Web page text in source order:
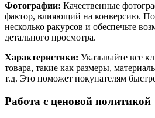
Фотографии: Качественные
фактор, влияющий на конверсию.
несколько ракурсов и обеспечьте
детального просмотра.
Характеристики: Указывайте все
товара, такие как размеры,
т.д. Это поможет покупателям
Работа с ценовой политикой